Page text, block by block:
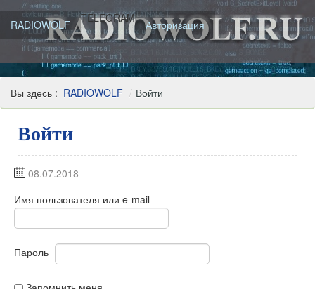
RADIOWOLF TELEGRAM Авторизация
Вы здесь : RADIOWOLF / Войти
Войти
08.07.2018
Имя пользователя или e-mail
Пароль